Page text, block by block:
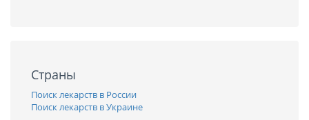
Страны
Поиск лекарств в России
Поиск лекарств в Украине